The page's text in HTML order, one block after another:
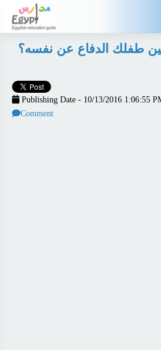
طفلك الدفاع عن نفسه؟
Publishing Date - 10/13/2016 1:06:55
Comment